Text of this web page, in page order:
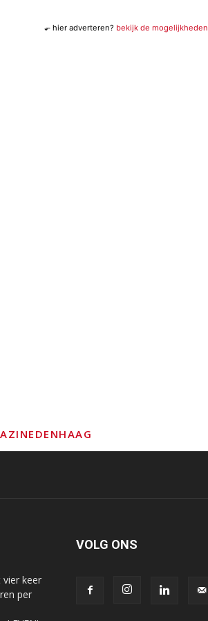
⬐ hier adverteren? bekijk de mogelijkheden
vier keer
per
VOLG ONS